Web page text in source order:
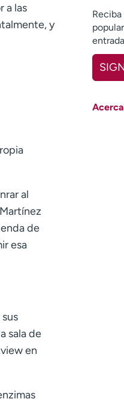
a las
y
al
de
esa
sala de
en
Reciba
Last